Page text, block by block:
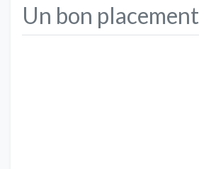
Un bon placement